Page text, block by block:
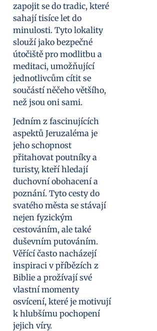
zapojit se do tradic, které
sahají tisíce let do
minulosti. Tyto lokality
slouží jako bezpečné
útočiště pro modlitbu a
meditaci, umožňující
jednotlivcům cítit se
součástí něčeho většího,
než jsou oni sami.
Jedním z fascinujících
aspektů Jeruzaléma je
jeho schopnost
přitahovat poutníky a
turisty, kteří hledají
duchovní obohacení a
poznání. Tyto cesty do
svatého města se stávají
nejen fyzickým
cestováním, ale také
duševním putováním.
Věřící často nacházejí
inspiraci v příbězích z
Biblie a prožívají své
vlastní momenty
osvícení, které je motivují
k hlubšímu pochopení
jejich víry.